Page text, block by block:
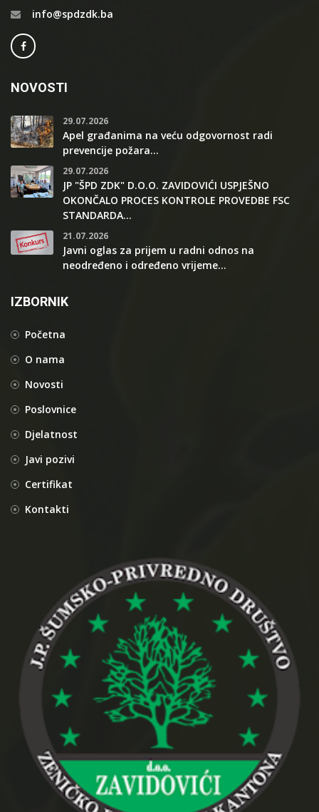
info@spdzdk.ba
NOVOSTI
29.07.2026
Apel građanima na veću odgovornost radi
prevencije požara...
29.07.2026
JP "ŠPD ZDK" D.O.O. ZAVIDOVIĆI USPJEŠNO
OKONČALO PROCES KONTROLE PROVEDBE FSC
STANDARDA...
21.07.2026
Javni oglas za prijem u radni odnos na
neodređeno i određeno vrijeme...
IZBORNIK
Početna
O nama
Novosti
Poslovnice
Djelatnost
Javi pozivi
Certifikat
Kontakti